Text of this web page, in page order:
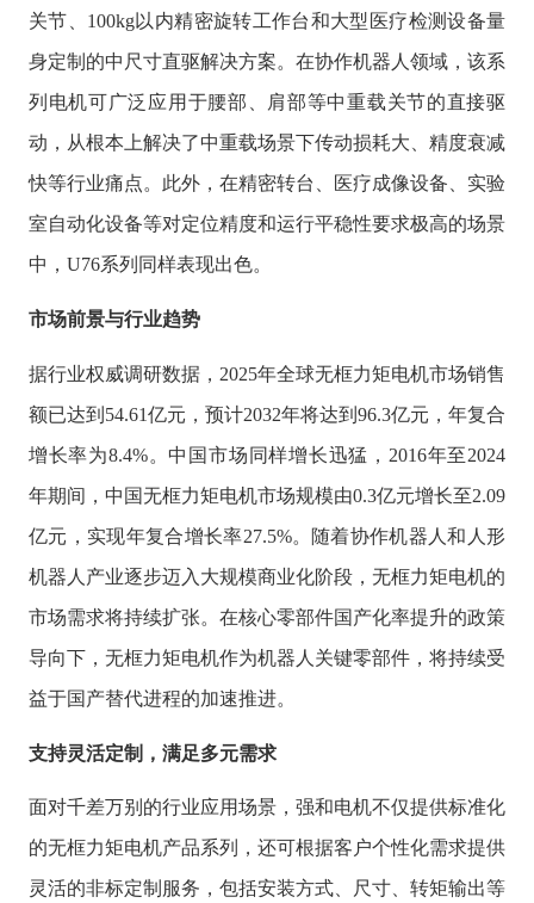
关节、100kg以内精密旋转工作台和大型医疗检测设备量
身定制的中尺寸直驱解决方案。在协作机器人领域，该系
列电机可广泛应用于腰部、肩部等中重载关节的直接驱
动，从根本上解决了中重载场景下传动损耗大、精度衰减
快等行业痛点。此外，在精密转台、医疗成像设备、实验
室自动化设备等对定位精度和运行平稳性要求极高的场景
中，U76系列同样表现出色。
市场前景与行业趋势
据行业权威调研数据， 2025年全球无框力矩电机市场销售
额已达到54.61亿元，预计2032年将达到96.3亿元，年复合
增长率为8.4%。中国市场同样增长迅猛，2016年至2024
年期间，中国无框力矩电机市场规模由0.3亿元增长至2.09
亿元，实现年复合增长率27.5%。随着协作机器人和人形
机器人产业逐步迈入大规模商业化阶段，无框力矩电机的
市场需求将持续扩张。在核心零部件国产化率提升的政策
导向下，无框力矩电机作为机器人关键零部件，将持续受
益于国产替代进程的加速推进。
支持灵活定制，满足多元需求
面对千差万别的行业应用场景，强和电机不仅提供标准化
的无框力矩电机产品系列，还可根据客户个性化需求提供
灵活的非标定制服务，包括安装方式、尺寸、转矩输出等